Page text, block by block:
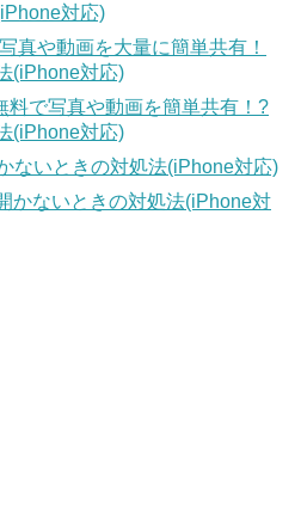
対応)
真や動画を大量に簡単共有！
(iPhone対応)
料で写真や動画を簡単共有！?
(iPhone対応)
ないときの対処法(iPhone対応)
かないときの対処法(iPhone対